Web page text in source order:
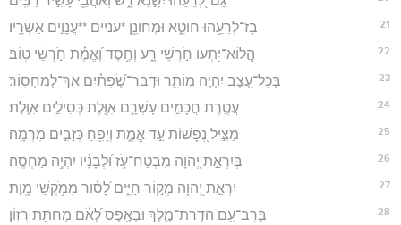
21 בָּז־לְרֵעֵ֥הוּ חוֹטֵ֑א וּמְחוֹנֵ֖ן *עניים **עֲנָוִ֣ים אַשְׁרָֽיו׃
22 הֲ‍ֽלוֹא־יִ֭תְעוּ חֹ֣רְשֵׁי רָ֑ע וְחֶ֥סֶד וֶ֝אֱמֶ֗ת חֹ֣רְשֵׁי טֽוֹב׃
23 בְּכָל־עֶ֭צֶב יִהְיֶ֣ה מוֹתָ֑ר וּדְבַר־שְׂ֝פָתַ֗יִם אַךְ־לְמַחְסֽוֹר׃
24 עֲטֶ֣רֶת חֲכָמִ֣ים עָשְׁרָ֑ם אִוֶּ֖לֶת כְּסִילִ֣ים אִוֶּֽלֶת׃
25 מַצִּ֣יל נְ֭פָשׁוֹת עֵ֣ד אֱמֶ֑ת וְיָפִ֖חַ כְּזָבִ֣ים מִרְמָֽה׃
26 בְּיִרְאַ֣ת יְ֭הוָה מִבְטַח־עֹ֑ז וּ֝לְבָנָ֗יו יִהְיֶ֥ה מַחְסֶֽה׃
27 יִרְאַ֣ת יְ֭הוָה מְק֣וֹר חַיִּ֑ים לָ֝ס֗וּר מִמֹּ֥קְשֵׁי מָֽוֶת׃
28 בְּרָב־עָ֥ם הַדְרַת־מֶ֑לֶךְ וּבְאֶ֥פֶס לְ֝אֹ֗ם מְחִתַּ֥ת רָזֽוֹן׃